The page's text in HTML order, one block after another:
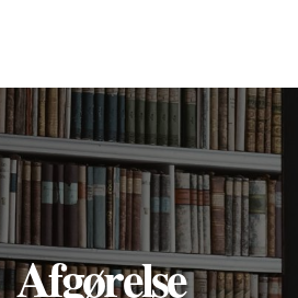
Afgørelse